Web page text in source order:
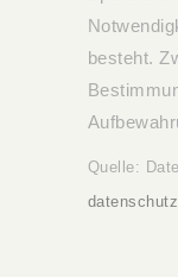
besteht.
Quelle: